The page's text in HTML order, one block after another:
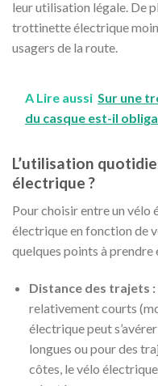
leur utilisation légale. De
trottinette électrique
usagers de la route.
A Lire aussi Sur une
du casque est-il
L’utilisation
électrique ?
Pour choisir entre un
électrique en fonction de
quelques points à prendre
Distance des trajets :
relativement courts
électrique peut
longues ou pour des
côtes, le vélo